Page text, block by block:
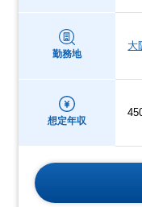
勤務地
大
想定年収